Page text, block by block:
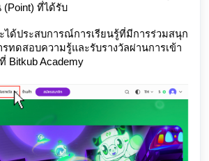
ที่ได้รับ
ได้ประสบการณ์การเรียนรู้ที่มีการร่วมสนุก
ทดสอบความรู้และรับรางวัลผ่านการเข้า
Bitkub Academy